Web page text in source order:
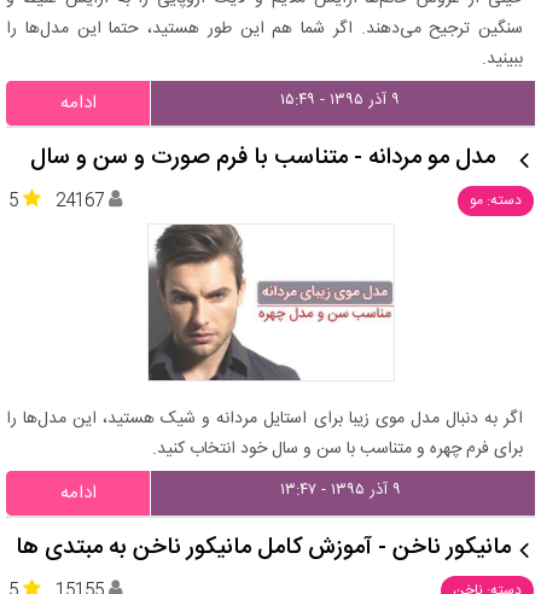
سنگین ترجیح می‌دهند. اگر شما هم این طور هستید، حتما این مدل‌ها را
ببینید.
۹ آذر ۱۳۹۵ - ۱۵:۴۹ ادامه
مدل مو مردانه - متناسب با فرم صورت و سن و سال
دسته: مو 5 24167
اگر به دنبال مدل موی زیبا برای استایل مردانه و شیک هستید، این مدل‌ها را
برای فرم چهره و متناسب با سن و سال خود انتخاب کنید.
۹ آذر ۱۳۹۵ - ۱۳:۴۷ ادامه
مانیکور ناخن - آموزش کامل مانیکور ناخن به مبتدی ها